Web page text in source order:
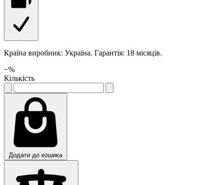
Країна виробник: Україна. Гарантія: 18 місяців.
−%
Кількість
Додати до кошика